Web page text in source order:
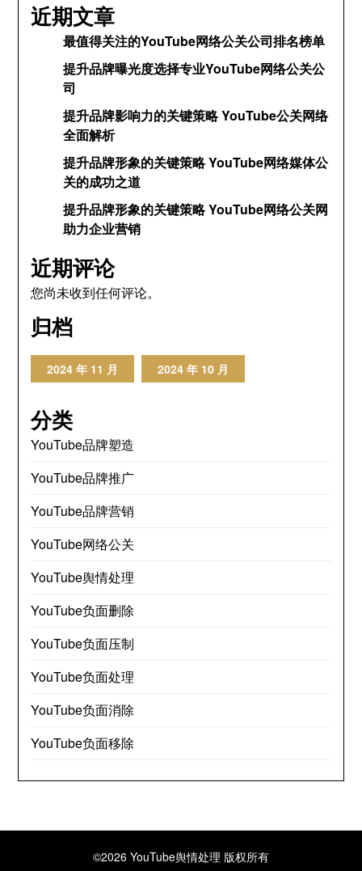
近期文章
最值得关注的YouTube网络公关公司排名榜单
提升品牌曝光度选择专业YouTube网络公关公
司
提升品牌影响力的关键策略 YouTube公关网络
全面解析
提升品牌形象的关键策略 YouTube网络媒体公
关的成功之道
提升品牌形象的关键策略 YouTube网络公关网
助力企业营销
近期评论
您尚未收到任何评论。
归档
2024 年 11 月 2024 年 10 月
分类
YouTube品牌塑造
YouTube品牌推广
YouTube品牌营销
YouTube网络公关
YouTube舆情处理
YouTube负面删除
YouTube负面压制
YouTube负面处理
YouTube负面消除
YouTube负面移除
©2026 YouTube舆情处理 版权所有